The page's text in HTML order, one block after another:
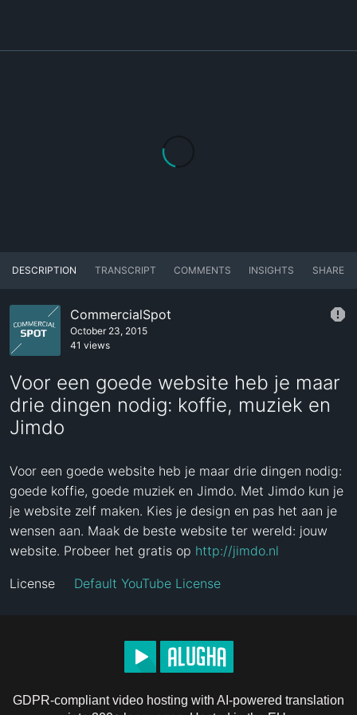
DESCRIPTION TRANSCRIPT COMMENTS INSIGHTS SHARE
CommercialSpot
October 23, 2015
41 views
Voor een goede website heb je maar
drie dingen nodig: koffie, muziek en
Jimdo
Voor een goede website heb je maar drie dingen nodig:
goede koffie, goede muziek en Jimdo. Met Jimdo kun je
je website zelf maken. Kies je design en pas het aan je
wensen aan. Maak de beste website ter wereld: jouw
website. Probeer het gratis op http://jimdo.nl
License Default YouTube License
GDPR-compliant video hosting with AI-powered translation